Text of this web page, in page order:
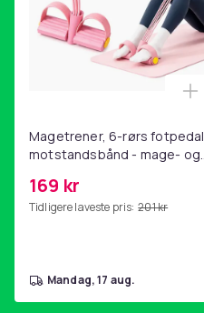
Magetrener, 6-rørs fotpedal
motstandsbånd - mage- og
hjemmegymnastikk Pink
169 kr
Tidligere laveste pris: 201 kr
mandag, 17 aug.